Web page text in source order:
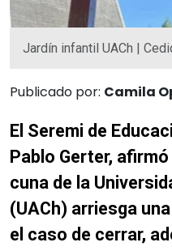
Jardín infantil UACh |
Publicado por: Camila
El Seremi de
Pablo Gerter,
cuna de la
(UACh) arriesga
el caso de cerrar,